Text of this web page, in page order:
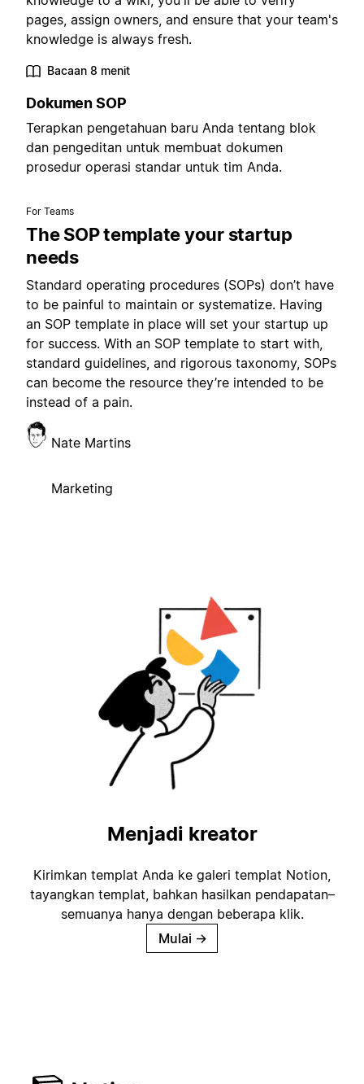
pages, assign owners, and ensure that your team's
knowledge is always fresh.
Bacaan 8 menit
Dokumen SOP
Terapkan pengetahuan baru Anda tentang blok
dan pengeditan untuk membuat dokumen
prosedur operasi standar untuk tim Anda.
For Teams
The SOP template your startup
needs
Standard operating procedures (SOPs) don’t have
to be painful to maintain or systematize. Having
an SOP template in place will set your startup up
for success. With an SOP template to start with,
standard guidelines, and rigorous taxonomy, SOPs
can become the resource they’re intended to be
instead of a pain.
Nate Martins
Marketing
Menjadi kreator
Kirimkan templat Anda ke galeri templat Notion,
tayangkan templat, bahkan hasilkan pendapatan–
semuanya hanya dengan beberapa klik.
Mulai →